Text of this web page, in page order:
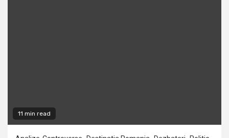
11 min read